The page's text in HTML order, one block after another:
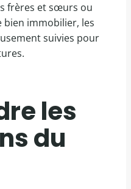
frères et sœurs ou
bien immobilier, les
suivies pour
les
du